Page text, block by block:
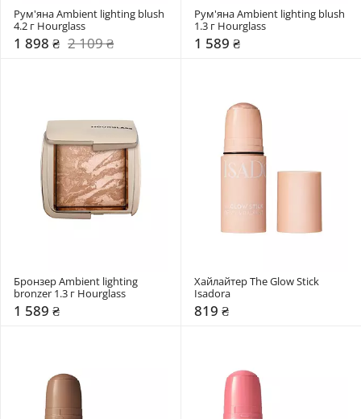
Рум'яна Ambient lighting blush
4.2 г Hourglass
1 898 ₴ 2 109 ₴
Рум'яна Ambient lighting blush
1.3 г Hourglass
1 589 ₴
Бронзер Ambient lighting
bronzer 1.3 г Hourglass
1 589 ₴
Хайлайтер The Glow Stick
Isadora
819 ₴